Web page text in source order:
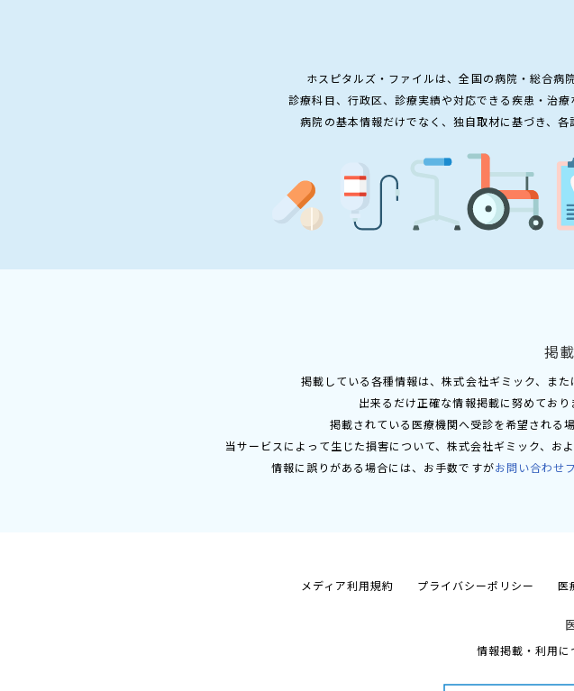
ホスピタルズ・ファイルは、全国の病院・総合病
診療科目、行政区、診療実績や対応できる疾患・治
病院の基本情報だけでなく、独自取材に基づき、
掲
掲載している各種情報は、株式会社ギミック、ま
出来るだけ正確な情報掲載に努めてお
掲載されている医療機関へ受診を希望される
当サービスによって生じた損害について、株式会社ギミック、お
情報に誤りがある場合には、お手数ですがお問い合わせ
メディア利用規約 プライバシーポリシー 医
情報掲載・利用に